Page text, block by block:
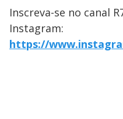
Inscreva-se no canal
Instagram:
https://